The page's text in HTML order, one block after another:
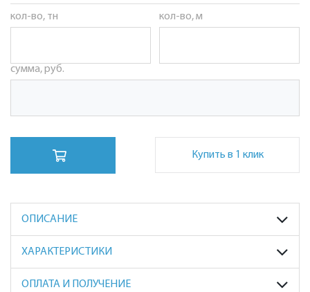
кол-во, тн кол-во, м
сумма, руб.
Купить в 1 клик
ОПИСАНИЕ
ХАРАКТЕРИСТИКИ
ОПЛАТА И ПОЛУЧЕНИЕ